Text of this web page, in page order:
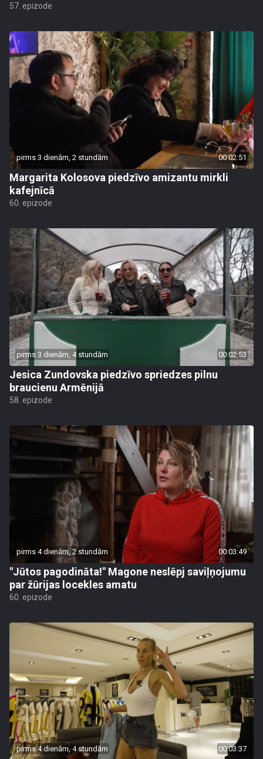
57. epizode
pirms 3 dienām, 2 stundām 00:02:51
Margarita Kolosova piedzīvo amizantu mirkli
kafejnīcā
60. epizode
pirms 3 dienām, 4 stundām 00:02:53
Jesica Zundovska piedzīvo spriedzes pilnu
braucienu Armēnijā
58. epizode
pirms 4 dienām, 2 stundām 00:03:49
"Jūtos pagodināta!" Magone neslēpj saviļņojumu
par žūrijas locekles amatu
60. epizode
pirms 4 dienām, 4 stundām 00:03:37